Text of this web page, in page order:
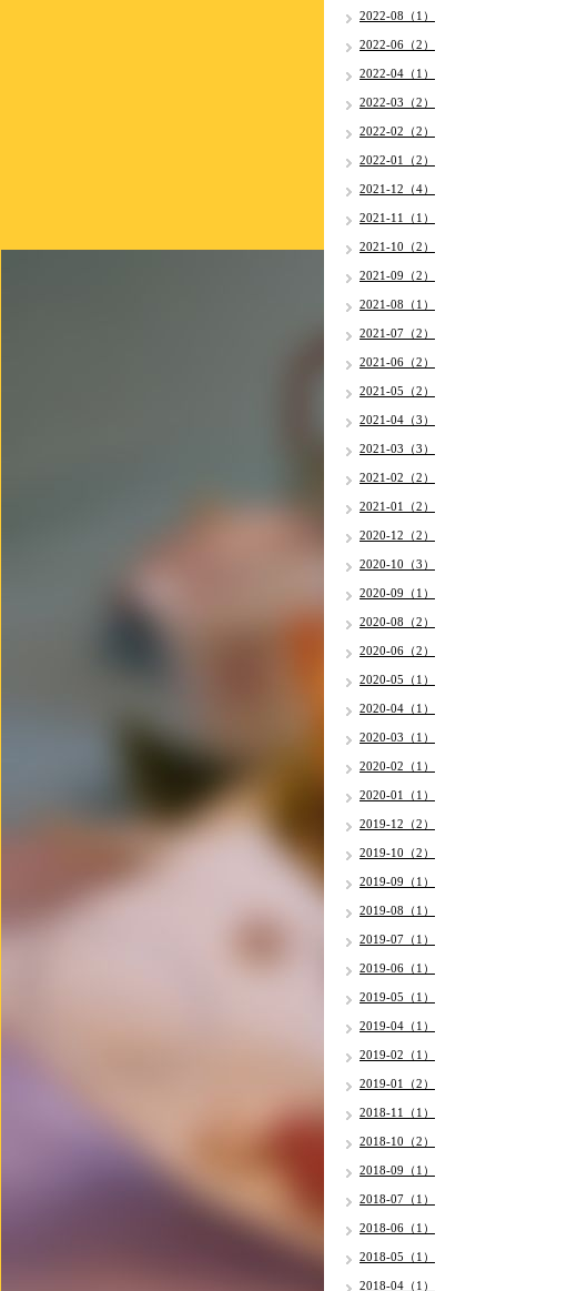
2022-08（1）
2022-06（2）
2022-04（1）
2022-03（2）
2022-02（2）
2022-01（2）
2021-12（4）
2021-11（1）
2021-10（2）
2021-09（2）
2021-08（1）
2021-07（2）
2021-06（2）
2021-05（2）
2021-04（3）
2021-03（3）
2021-02（2）
2021-01（2）
2020-12（2）
2020-10（3）
2020-09（1）
2020-08（2）
2020-06（2）
2020-05（1）
2020-04（1）
2020-03（1）
2020-02（1）
2020-01（1）
2019-12（2）
2019-10（2）
2019-09（1）
2019-08（1）
2019-07（1）
2019-06（1）
2019-05（1）
2019-04（1）
2019-02（1）
2019-01（2）
2018-11（1）
2018-10（2）
2018-09（1）
2018-07（1）
2018-06（1）
2018-05（1）
2018-04（1）